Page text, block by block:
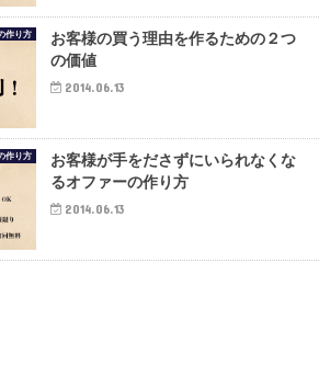
作り方
お客様の買う理由を作るための２つ
の価値
2014.06.13
作り方
お客様が手をださずにいられなくな
るオファーの作り方
2014.06.13